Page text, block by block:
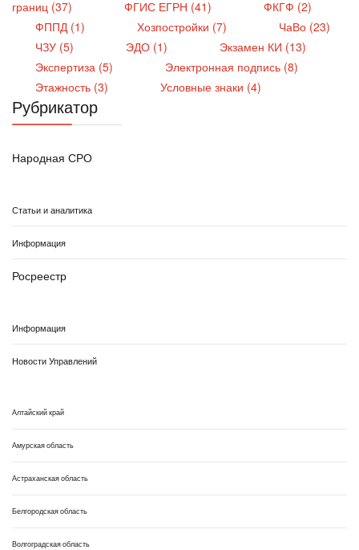
границ (37) ФГИС ЕГРН (41)
ФКГФ (2)
ФППД (1)
Хозпостройки (7)
ЧаВо (23)
ЧЗУ (5)
ЭДО (1)
Экзамен КИ (13)
Экспертиза (5)
Электронная подпись (8)
Этажность (3)
Условные знаки (4)
Рубрикатор
Народная СРО
Статьи и аналитика
Информация
Росреестр
Информация
Новости Управлений
Алтайский край
Амурская область
Астраханская область
Белгородская область
Волгоградская область